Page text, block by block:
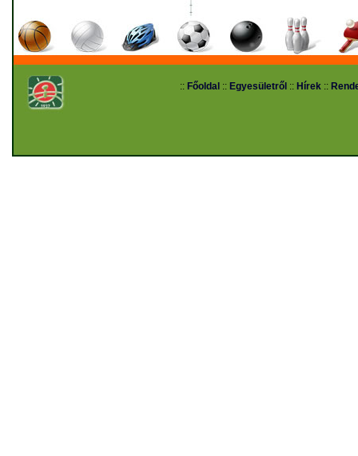
:: Főoldal :: Egyesületről :: Hírek ::